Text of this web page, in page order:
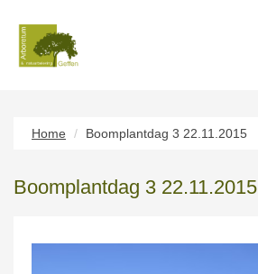
Home Boomplantdag 3 22.11.2015
Boomplantdag 3 22.11.2015